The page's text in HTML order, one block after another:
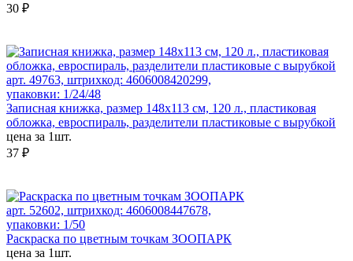
30 ₽
арт. 49763, штрихкод: 4606008420299,
упаковки: 1/24/48
Записная книжка, размер 148х113 см, 120 л., пластиковая
обложка, евроспираль, разделители пластиковые с вырубкой
цена за 1шт.
37 ₽
арт. 52602, штрихкод: 4606008447678,
упаковки: 1/50
Раскраска по цветным точкам ЗООПАРК
цена за 1шт.